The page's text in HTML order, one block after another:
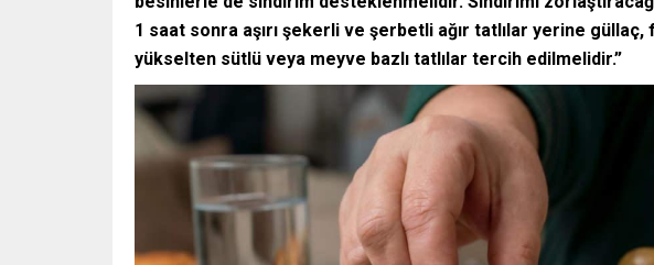
1 saat sonra aşırı şekerli ve şerbetli ağır tatlılar yerine
yükselten sütlü veya meyve bazlı tatlılar tercih edilmelidir.”